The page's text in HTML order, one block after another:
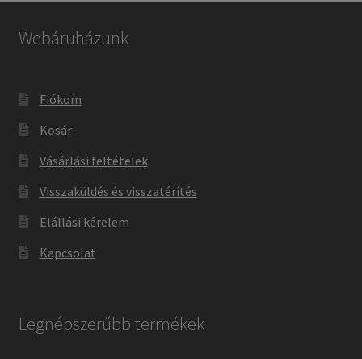
Webáruházunk
Fiókom
Kosár
Vásárlási feltételek
Visszaküldés és visszatérítés
Elállási kérelem
Kapcsolat
Legnépszerűbb termékek